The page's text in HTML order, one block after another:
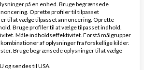
Skrevet08-03-2016kl. 20:34
5,0stjerner givet af1
på en enhed. Bruge begrænsede
Oprette profiler til tilpasset
til at vælge tilpasset annoncering. Oprette
Bruge profiler til at vælge tilpasset indhold.
Måle indholdseffektivitet. Forstå målgrupper
af oplysninger fra forskellige kilder.
Bruge begrænsede oplysninger til at vælge
og sendes til USA.